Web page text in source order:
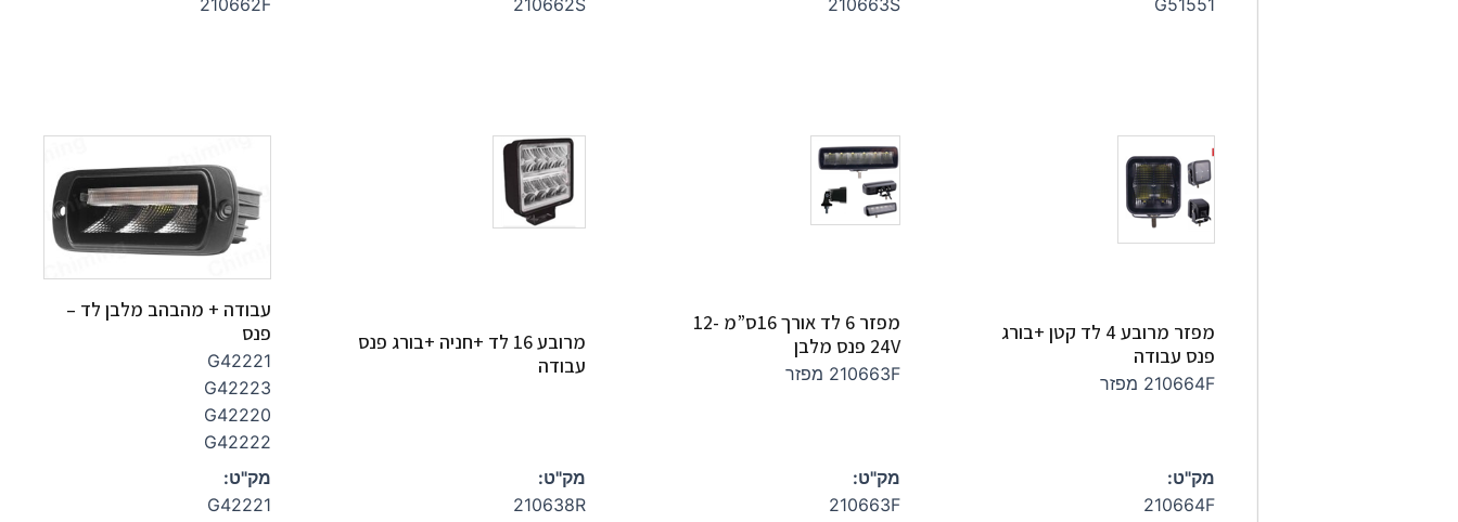
מפזר מרובע 4 לד קטן +בורג
פנס עבודה
210664F מפזר
מק"ט:
210664F
מפזר 6 לד אורך 16ס”מ 12-
24V פנס מלבן
210663F מפזר
מק"ט:
210663F
מרובע 16 לד +חניה +בורג פנס
עבודה
מק"ט:
210638R
עבודה + מהבהב מלבן לד –
פנס
G42221
G42223
G42220
G42222
מק"ט:
G42221